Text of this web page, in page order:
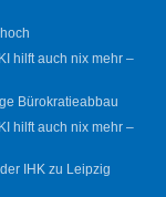
hilft auch nix mehr –
Bürokratieabbau
hilft auch nix mehr –
IHK zu Leipzig